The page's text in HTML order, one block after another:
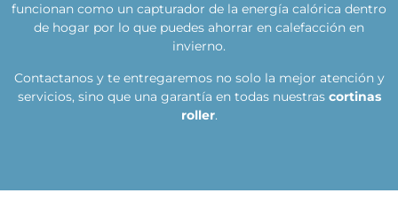
funcionan como un capturador de la energía calórica dentro
de hogar por lo que puedes ahorrar en calefacción en
invierno.
Contactanos y te entregaremos no solo la mejor atención y
servicios, sino que una garantía en todas nuestras cortinas
roller.